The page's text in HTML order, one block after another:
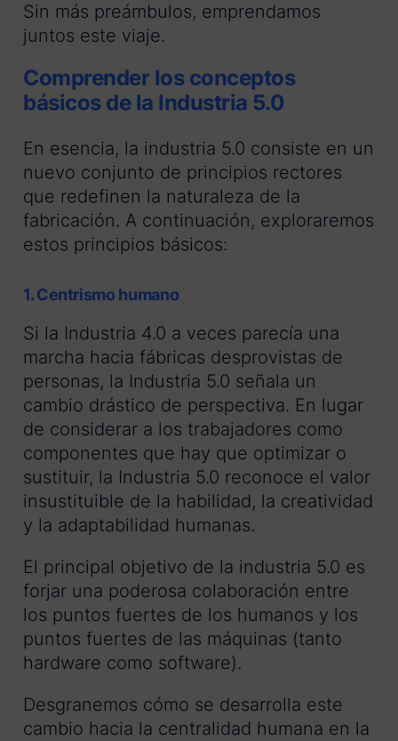
Sin más preámbulos, emprendamos
juntos este viaje.
Comprender los conceptos
básicos de la Industria 5.0
En esencia, la industria 5.0 consiste en un
nuevo conjunto de principios rectores
que redefinen la naturaleza de la
fabricación. A continuación, exploraremos
estos principios básicos:
1. Centrismo humano
Si la Industria 4.0 a veces parecía una
marcha hacia fábricas desprovistas de
personas, la Industria 5.0 señala un
cambio drástico de perspectiva. En lugar
de considerar a los trabajadores como
componentes que hay que optimizar o
sustituir, la Industria 5.0 reconoce el valor
insustituible de la habilidad, la creatividad
y la adaptabilidad humanas.
El principal objetivo de la industria 5.0 es
forjar una poderosa colaboración entre
los puntos fuertes de los humanos y los
puntos fuertes de las máquinas (tanto
hardware como software).
Desgranemos cómo se desarrolla este
cambio hacia la centralidad humana en la